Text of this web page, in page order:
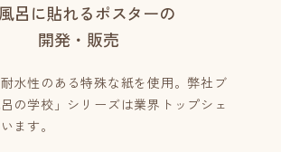
呂に貼れるポスターの
開発・販売
水性のある特殊な紙を使用。弊社ブ
の学校」シリーズは業界トップシェ
ます。